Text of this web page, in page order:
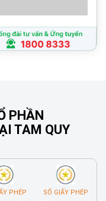
PHẦN
TAM QUY
PHÉP SỐ GIẤY PHÉP